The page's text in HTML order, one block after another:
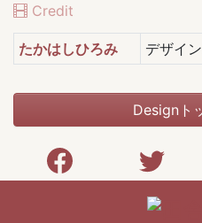
Credit
たかはしひろみ デザイ
Designト